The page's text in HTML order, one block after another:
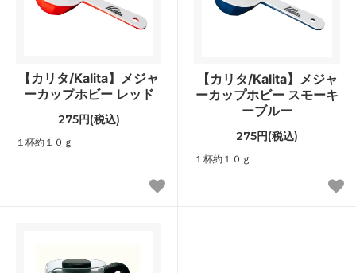
【カリタ/Kalita】メジャ
ーカップホビー レッド
275円(税込)
１杯約１０ｇ
【カリタ/Kalita】メジャ
ーカップホビー スモーキ
ーブルー
275円(税込)
１杯約１０ｇ